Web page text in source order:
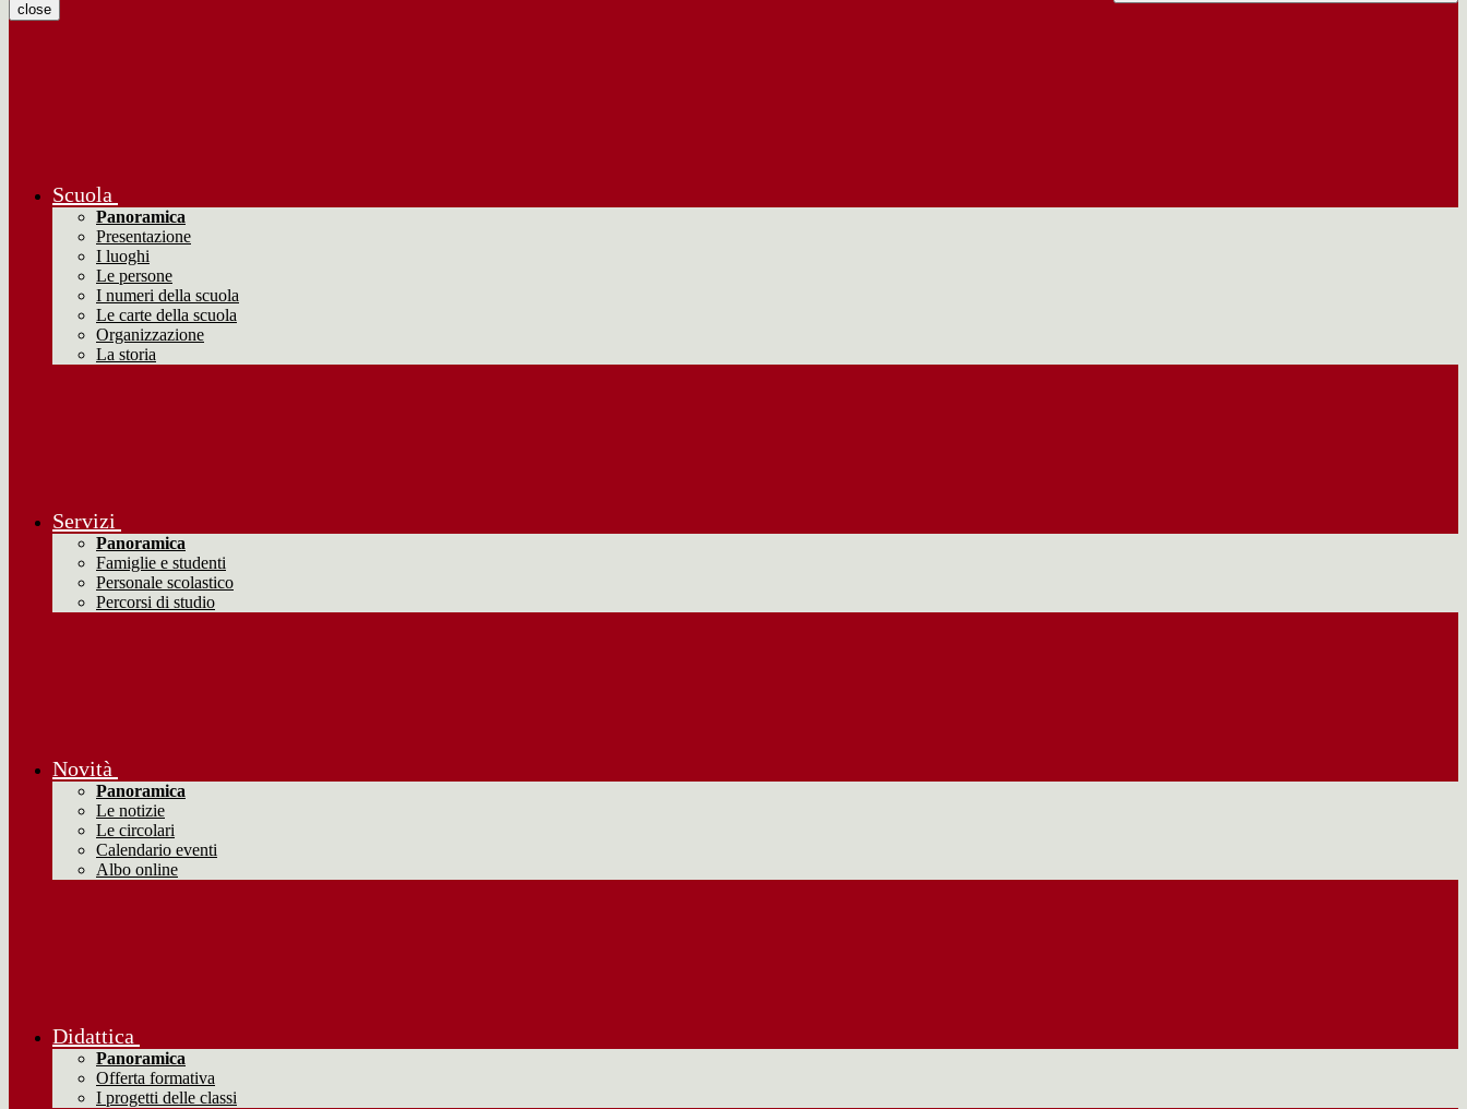
close
Scuola
Panoramica
Presentazione
I luoghi
Le persone
I numeri della scuola
Le carte della scuola
Organizzazione
La storia
Servizi
Panoramica
Famiglie e studenti
Personale scolastico
Percorsi di studio
Novità
Panoramica
Le notizie
Le circolari
Calendario eventi
Albo online
Didattica
Panoramica
Offerta formativa
I progetti delle classi